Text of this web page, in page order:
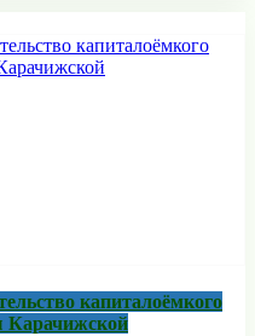
капиталоёмкого
Карачижской